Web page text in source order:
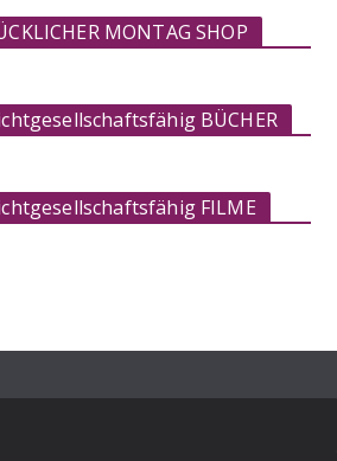
MONTAG SHOP
BÜCHER
FILME